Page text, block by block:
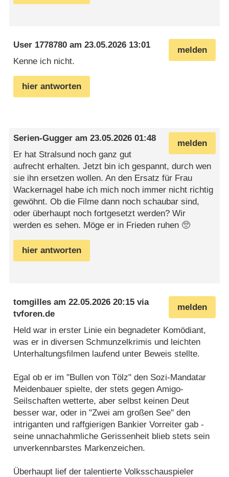
melden
User 1778780 am23.05.2026 13:01
Kenne ich nicht.
hier antworten
melden
Serien-Gugger am23.05.2026 01:48
Er hat Stralsund noch ganz gut
aufrecht erhalten. Jetzt bin ich gespannt, durch wen
sie ihn ersetzen wollen. An den Ersatz für Frau
Wackernagel habe ich mich noch immer nicht richtig
gewöhnt. Ob die Filme dann noch schaubar sind,
oder überhaupt noch fortgesetzt werden? Wir
werden es sehen. Möge er in Frieden ruhen 🥺
hier antworten
melden
tomgilles am22.05.2026 20:15 via
tvforen.de
Held war in erster Linie ein begnadeter Komödiant,
was er in diversen Schmunzelkrimis und leichten
Unterhaltungsfilmen laufend unter Beweis stellte.
Egal ob er im "Bullen von Tölz" den Sozi-Mandatar
Meidenbauer spielte, der stets gegen Amigo-
Seilschaften wetterte, aber selbst keinen Deut
besser war, oder in "Zwei am großen See" den
intriganten und raffgierigen Bankier Vorreiter gab -
seine unnachahmliche Gerissenheit blieb stets sein
unverkennbarstes Markenzeichen.
Überhaupt lief der talentierte Volksschauspieler